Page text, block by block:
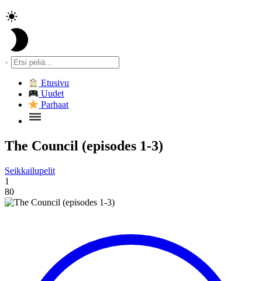
Etusivu
Uudet
Parhaat
The Council (episodes 1-3)
Seikkailupelit
1
80